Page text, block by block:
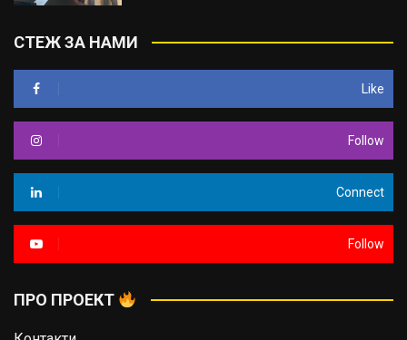
СТЕЖ ЗА НАМИ
Like
Follow
Connect
Follow
ПРО ПРОЕКТ